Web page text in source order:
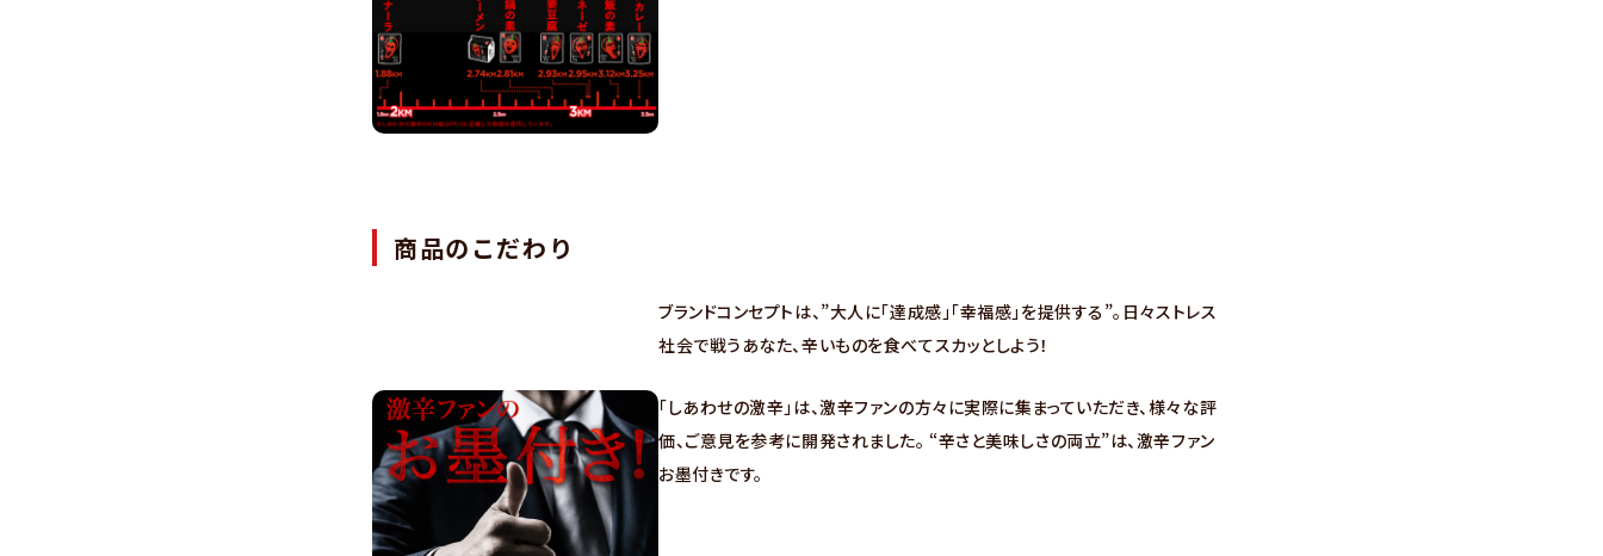
商品のこだわり
ブランドコンセプトは、”大人に「達成感」「幸福感」を提供する”。日々ストレス
社会で戦うあなた、辛いものを食べてスカッとしよう！
「しあわせの激辛」は、激辛ファンの方々に実際に集まっていただき、様々な評
価、ご意見を参考に開発されました。 “辛さと美味しさの両立”は、激辛ファン
お墨付きです。